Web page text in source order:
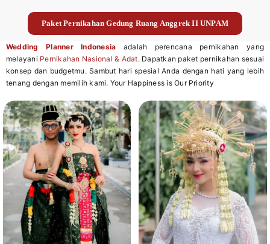
Paket Pernikahan Gedung Ruang Anggrek II UNPAM
Wedding Planner Indonesia adalah perencana pernikahan yang
melayani Pernikahan Nasional & Adat. Dapatkan paket pernikahan sesuai
konsep dan budgetmu. Sambut hari spesial Anda dengan hati yang lebih
tenang dengan memilih kami. Your Happiness is Our Priority